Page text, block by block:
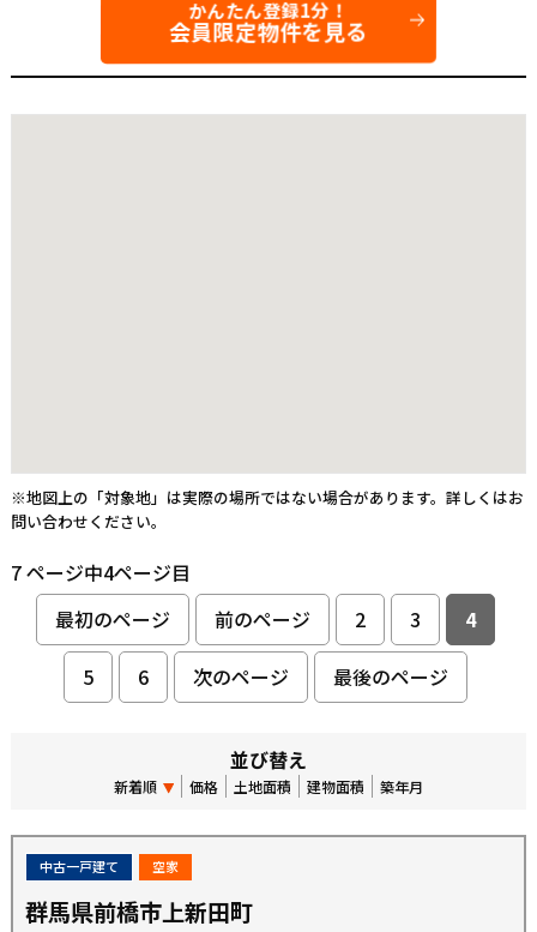
かんたん登録1分！
会員限定物件を見る
※地図上の「対象地」は実際の場所ではない場合があります。詳しくはお
問い合わせください。
7 ページ中4ページ目
最初のページ
前のページ 2 3
4
5
6 次のページ 最後のページ
並び替え
新着順 価格 土地面積 建物面積 築年月
中古一戸建て 空家
群馬県前橋市上新田町